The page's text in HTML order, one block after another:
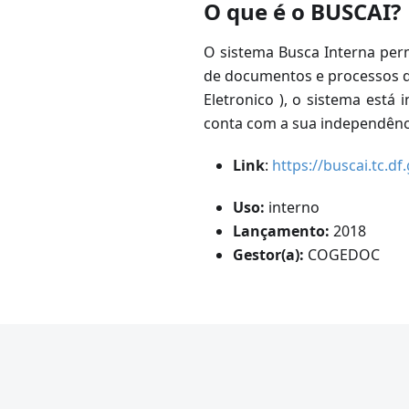
O que é o BUSCAI?
O sistema Busca Interna
de documentos e processos
Eletronico ), o sistema está
conta com a sua
Link: https://
Uso: interno
Lançamento: 2018
Gestor(a): COGEDOC